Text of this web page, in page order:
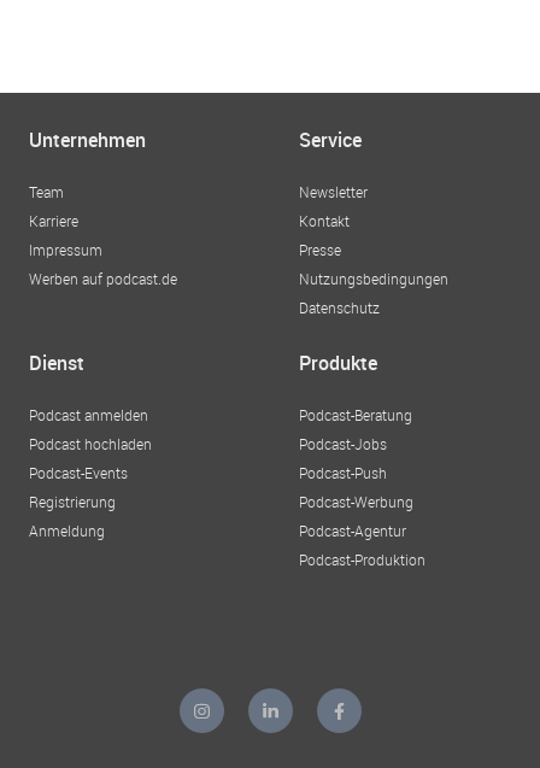
Unternehmen
Team
Karriere
Impressum
Werben auf podcast.de
Service
Newsletter
Kontakt
Presse
Nutzungsbedingungen
Datenschutz
Dienst
Podcast anmelden
Podcast hochladen
Podcast-Events
Registrierung
Anmeldung
Produkte
Podcast-Beratung
Podcast-Jobs
Podcast-Push
Podcast-Werbung
Podcast-Agentur
Podcast-Produktion